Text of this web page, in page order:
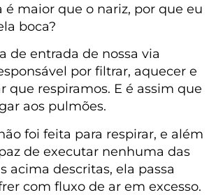
é maior que o nariz, por que eu
boca?
de entrada de nossa via
por filtrar, aquecer e
que respiramos. E é assim que
aos pulmões.
foi feita para respirar, e além
de executar nenhuma das
acima descritas, ela passa
com fluxo de ar em excesso.